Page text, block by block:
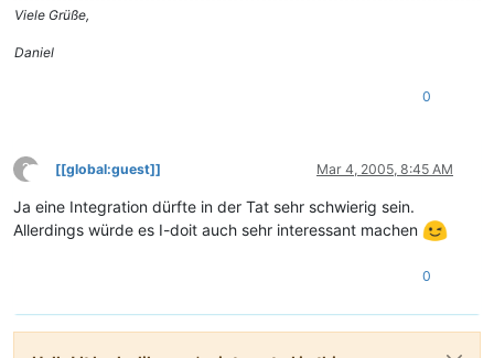
Viele Grüße,
Daniel
0
?
This user is from outside of this forum
[[global:guest]] Mar 4, 2005, 8:45 AM
Ja eine Integration dürfte in der Tat sehr schwierig sein.
Allerdings würde es I-doit auch sehr interessant machen
0